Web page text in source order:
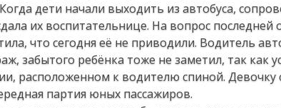
дети начали выходить из автобуса,
их воспитательнице. На вопрос
что сегодня её не приводили. Водитель
забытого ребёнка тоже не заметил, так как
расположенном к водителю спиной.
партия юных пассажиров.